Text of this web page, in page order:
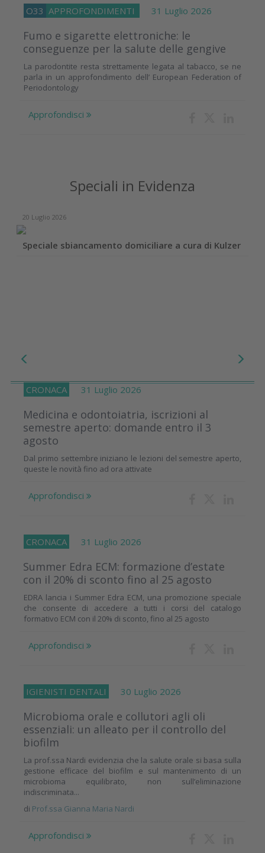
O33 APPROFONDIMENTI 31 Luglio 2026
Fumo e sigarette elettroniche: le
conseguenze per la salute delle gengive
La parodontite resta strettamente legata al tabacco, se ne
parla in un approfondimento dell’ European Federation of
Periodontology
Approfondisci
Speciali in Evidenza
20 Luglio 2026
Speciale sbiancamento domiciliare a cura di Kulzer
CRONACA 31 Luglio 2026
Medicina e odontoiatria, iscrizioni al
semestre aperto: domande entro il 3
agosto
Dal primo settembre iniziano le lezioni del semestre aperto,
queste le novità fino ad ora attivate
Approfondisci
CRONACA 31 Luglio 2026
Summer Edra ECM: formazione d’estate
con il 20% di sconto fino al 25 agosto
EDRA lancia i Summer Edra ECM, una promozione speciale
che consente di accedere a tutti i corsi del catalogo
formativo ECM con il 20% di sconto, fino al 25 agosto
Approfondisci
IGIENISTI DENTALI 30 Luglio 2026
Microbioma orale e collutori agli oli
essenziali: un alleato per il controllo del
biofilm
La prof.ssa Nardi evidenzia che la salute orale si basa sulla
gestione efficace del biofilm e sul mantenimento di un
microbioma equilibrato, non sull’eliminazione
indiscriminata...
di Prof.ssa Gianna Maria Nardi
Approfondisci